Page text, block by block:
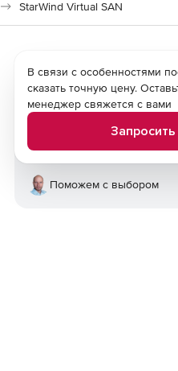
StarWind Virtual SAN
В связи с особенностями
сказать точную цену.
менеджер свяжется с вами
Запросить
Поможем с выбором